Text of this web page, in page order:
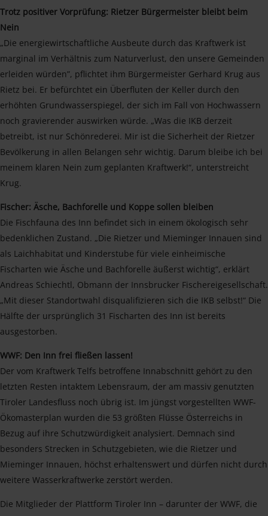
Trotz positiver Vorprüfung: Rietzer Bürgermeister bleibt beim
Nein
„Die energiewirtschaftliche Ausbeute durch das Kraftwerk ist
marginal im Verhältnis zum Naturverlust, den unsere Gemeinden
erleiden würden”, pflichtet ihm Bürgermeister Gerhard Krug aus
Rietz bei. Er befürchtet ein Überfluten der Keller durch den
erhöhten Grundwasserspiegel, der sich im Fall von Hochwassern
noch gravierender auswirken würde. „Was die IKB derzeit
betreibt, ist nur Schönrederei. Mir ist die Sicherheit der Rietzer
Bevölkerung in allen Belangen sehr wichtig. Darum bleibe ich bei
meinem klaren Nein zum geplanten Kraftwerk!“, unterstreicht
Krug.
Fischer: Äsche, Bachforelle und Koppe sollen bleiben
Die Fischfauna des Inn befindet sich in einem ökologisch sehr
bedenklichen Zustand. „Die Rietzer und Mieminger Innauen sind
als Laichhabitat und Kinderstube für viele einheimische
Fischarten wie Äsche und Bachforelle äußerst wichtig“, erklärt
Andreas Schiechtl, Obmann der Innsbrucker Fischereigesellschaft.
„Mit dieser Standortwahl disqualifizieren sich die IKB selbst!“ Die
Hälfte der ursprünglich 31 Fischarten des Inn ist bereits
ausgestorben.
WWF: Den Inn frei fließen lassen!
Der vom Kraftwerk Telfs betroffene Innabschnitt gehört zu den
letzten Resten intaktem Lebensraum, der am massiv genutzten
Tiroler Landesfluss noch übrig ist. Im jüngst vorgestellten WWF-
Ökomasterplan wurden die 53 größten Flüsse Österreichs in
Bezug auf ihre Schutzwürdigkeit analysiert. Demnach sind
besonders Strecken in Schutzgebieten, wie die Rietzer und
Mieminger Innauen, höchst erhaltenswert und dürfen nicht durch
weitere Wasserkraftwerke zerstört werden.
Die Mitglieder der Plattform Tiroler Inn – darunter der WWF, die